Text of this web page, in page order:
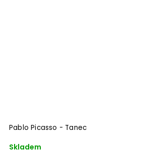
Pablo Picasso - Tanec
Skladem